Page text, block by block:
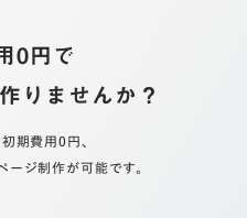
0円で
りませんか？
期費用0円、
ージ制作が可能です。